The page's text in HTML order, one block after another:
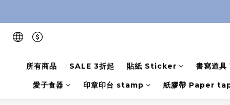
所有商品 SALE 3折起 貼紙 Sticker 書寫道
愛子食器 印章印台 stamp 紙膠帶 Paper